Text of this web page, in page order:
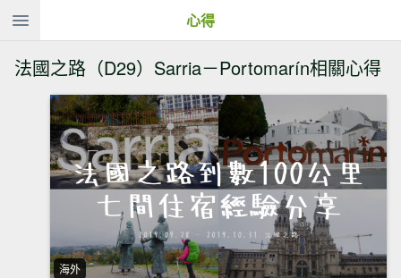
心得
法國之路（D29）Sarria－Portomarín相關心得
海外